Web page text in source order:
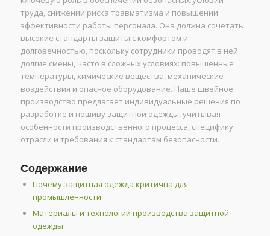
труда, снижении риска травматизма и повышении
эффективности работы персонала. Она должна сочетать
высокие стандарты защиты с комфортом и
долговечностью, поскольку сотрудники проводят в ней
долгие смены, часто в сложных условиях: повышенные
температуры, химические вещества, механические
воздействия и опасное оборудование. Наше швейное
производство предлагает индивидуальные решения по
разработке и пошиву защитной одежды, учитывая
особенности производственного процесса, специфику
отрасли и требования к стандартам безопасности.
Содержание
Почему защитная одежда критична для
промышленности
Материалы и технологии производства защитной
одежды